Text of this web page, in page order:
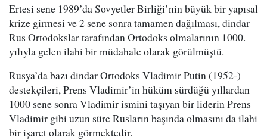
Ertesi sene 1989’da Sovyetler Birliği’nin büyük bir yapısal
krize girmesi ve 2 sene sonra tamamen dağılması, dindar
Rus Ortodokslar tarafından Ortodoks olmalarının 1000.
yılıyla gelen ilahi bir müdahale olarak görülmüştü.
Rusya’da bazı dindar Ortodoks Vladimir Putin (1952-)
destekçileri, Prens Vladimir’in hüküm sürdüğü yıllardan
1000 sene sonra Vladimir ismini taşıyan bir liderin Prens
Vladimir gibi uzun süre Rusların başında olmasını da ilahi
bir işaret olarak görmektedir.